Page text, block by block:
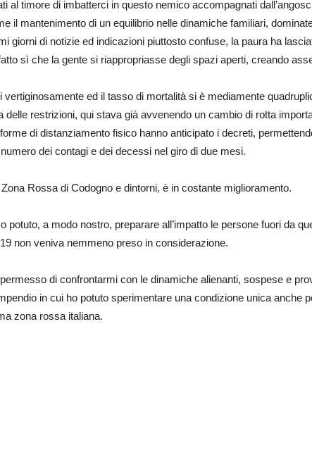
al timore di imbatterci in questo nemico accompagnati
il mantenimento di un equilibrio nelle dinamiche familiari,
giorni di notizie ed indicazioni piuttosto confuse, la paura ha
sì che la gente si riappropriasse degli spazi aperti, creando
vertiginosamente ed il tasso di mortalità si è mediamente
delle restrizioni, qui stava già avvenendo un cambio di rotta
di distanziamento fisico hanno anticipato i decreti,
dei contagi e dei decessi nel giro di due mesi.
Rossa di Codogno e dintorni, è in costante miglioramento.
potuto, a modo nostro, preparare all’impatto le persone fuori da
non veniva nemmeno preso in considerazione.
di confrontarmi con le dinamiche alienanti, sospese e
in cui ho potuto sperimentare una condizione unica anche
zona rossa italiana.